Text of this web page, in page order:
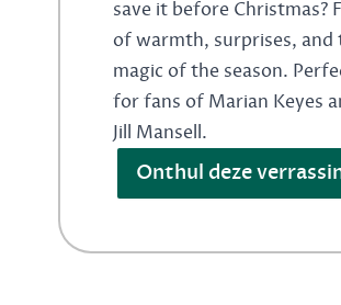
save it before Christmas?
of warmth, surprises, and
magic of the season.
for fans of Marian Keyes
Jill Mansell.
Onthul deze